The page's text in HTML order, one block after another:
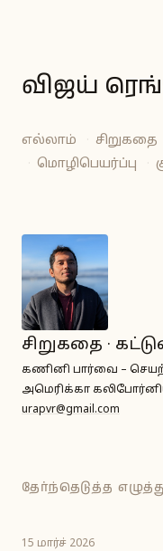
விஜய்
எல்லாம் சிறுகதை
மொழிபெயர்ப்பு
சிறுகதை ·
கணினி பார்வை –
அமெரிக்கா
urapvr@gmail.com
தேர்ந்தெடுத்த
15 மார்ச் 2026